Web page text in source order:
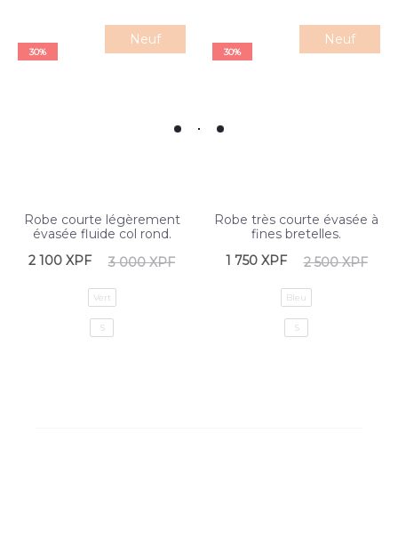
Neuf
30%
Robe courte légèrement
évasée fluide col rond.
3 000XPF
2 100 XPF
Vert
S
Neuf
30%
Robe très courte évasée à
fines bretelles.
2 500XPF
1 750 XPF
Bleu
S